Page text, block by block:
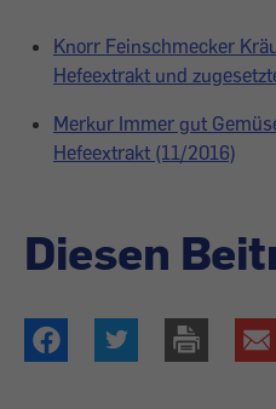
Knorr Feinschmecker
Hefeextrakt und
Merkur Immer gut
Hefeextrakt (11/2016)
Diesen